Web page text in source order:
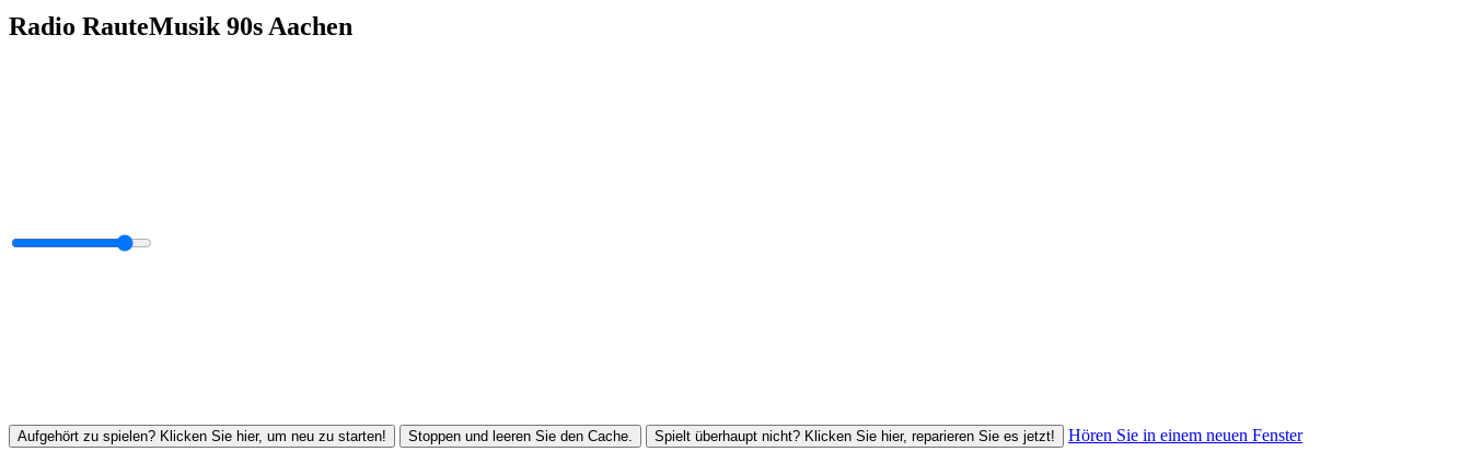
Radio RauteMusik 90s Aachen
Aufgehört zu spielen? Klicken Sie hier, um neu zu starten! Stoppen und leeren Sie den Cache. Spielt überhaupt nicht? Klicken Sie hier, reparieren Sie es jetzt! Hören Sie in einem neuen Fenster